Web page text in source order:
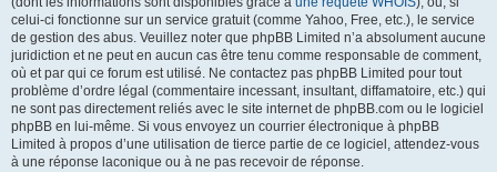
celui-ci fonctionne sur un service gratuit (comme Yahoo, Free, etc.), le service
de gestion des abus. Veuillez noter que phpBB Limited n’a absolument aucune
juridiction et ne peut en aucun cas être tenu comme responsable de comment,
où et par qui ce forum est utilisé. Ne contactez pas phpBB Limited pour tout
problème d’ordre légal (commentaire incessant, insultant, diffamatoire, etc.) qui
ne sont pas directement reliés avec le site internet de phpBB.com ou le logiciel
phpBB en lui-même. Si vous envoyez un courrier électronique à phpBB
Limited à propos d’une utilisation de tierce partie de ce logiciel, attendez-vous
à une réponse laconique ou à ne pas recevoir de réponse.